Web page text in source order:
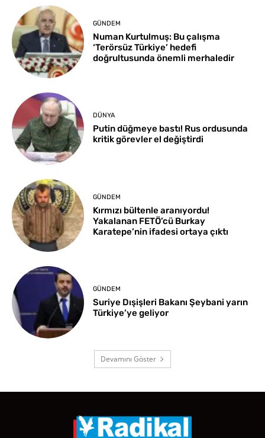
GÜNDEM
Numan Kurtulmuş: Bu çalışma
‘Terörsüz Türkiye’ hedefi
doğrultusunda önemli merhaledir
DÜNYA
Putin düğmeye bastı! Rus ordusunda
kritik görevler el değiştirdi
GÜNDEM
Kırmızı bültenle aranıyordu!
Yakalanan FETÖ’cü Burkay
Karatepe’nin ifadesi ortaya çıktı
GÜNDEM
Suriye Dışişleri Bakanı Şeybani yarın
Türkiye’ye geliyor
Devamını Göster